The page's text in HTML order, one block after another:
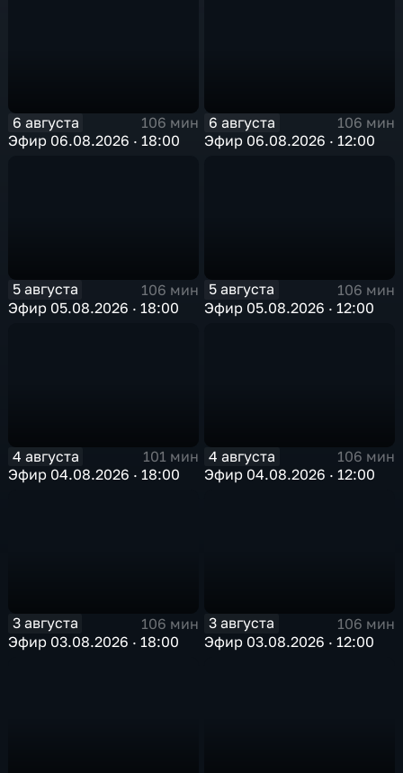
6 августа
106 мин
Эфир 06.08.2026 · 18:00
6 августа
106 мин
Эфир 06.08.2026 · 12:00
5 августа
106 мин
Эфир 05.08.2026 · 18:00
5 августа
106 мин
Эфир 05.08.2026 · 12:00
4 августа
101 мин
Эфир 04.08.2026 · 18:00
4 августа
106 мин
Эфир 04.08.2026 · 12:00
3 августа
106 мин
Эфир 03.08.2026 · 18:00
3 августа
106 мин
Эфир 03.08.2026 · 12:00